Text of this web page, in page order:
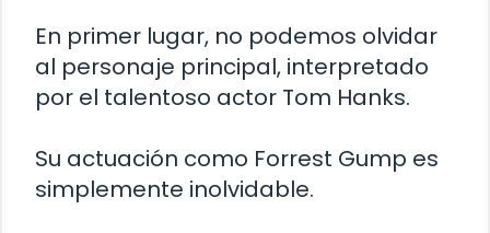
En primer lugar, no podemos olvidar
al personaje principal, interpretado
por el talentoso actor Tom Hanks.
Su actuación como Forrest Gump es
simplemente inolvidable.